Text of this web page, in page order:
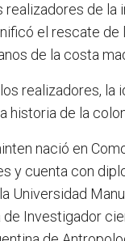
de
el rescate
de la costa
realizadores,
de la
nació en
y cuenta con
Universidad
Investigador